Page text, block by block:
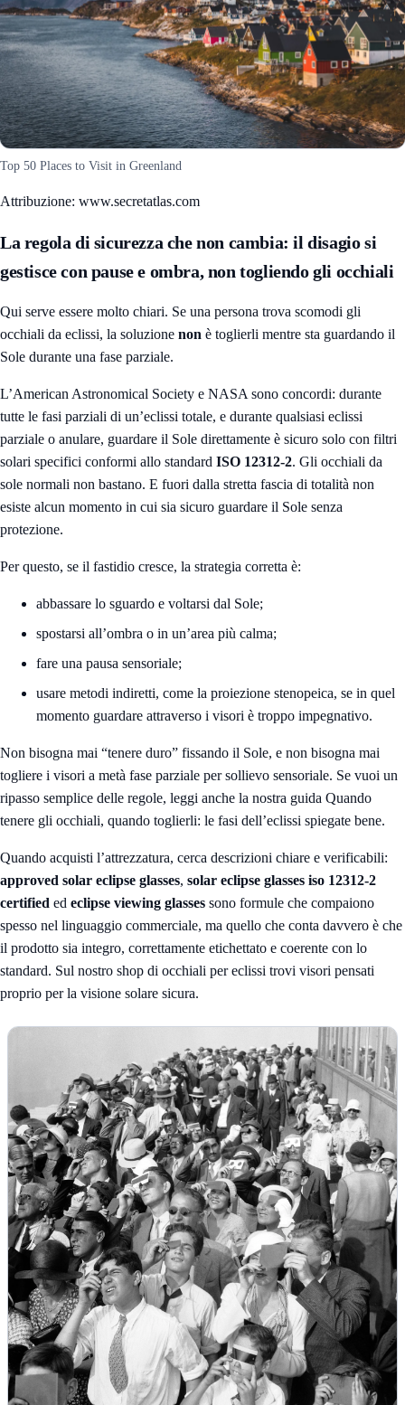
Top 50 Places to Visit in Greenland
Attribuzione: www.secretatlas.com
La regola di sicurezza che non cambia: il disagio si
gestisce con pause e ombra, non togliendo gli occhiali
Qui serve essere molto chiari. Se una persona trova scomodi gli
occhiali da eclissi, la soluzione non è toglierli mentre sta guardando il
Sole durante una fase parziale.
L’American Astronomical Society e NASA sono concordi: durante
tutte le fasi parziali di un’eclissi totale, e durante qualsiasi eclissi
parziale o anulare, guardare il Sole direttamente è sicuro solo con filtri
solari specifici conformi allo standard ISO 12312-2. Gli occhiali da
sole normali non bastano. E fuori dalla stretta fascia di totalità non
esiste alcun momento in cui sia sicuro guardare il Sole senza
protezione.
Per questo, se il fastidio cresce, la strategia corretta è:
abbassare lo sguardo e voltarsi dal Sole;
spostarsi all’ombra o in un’area più calma;
fare una pausa sensoriale;
usare metodi indiretti, come la proiezione stenopeica, se in quel
momento guardare attraverso i visori è troppo impegnativo.
Non bisogna mai “tenere duro” fissando il Sole, e non bisogna mai
togliere i visori a metà fase parziale per sollievo sensoriale. Se vuoi un
ripasso semplice delle regole, leggi anche la nostra guida Quando
tenere gli occhiali, quando toglierli: le fasi dell’eclissi spiegate bene.
Quando acquisti l’attrezzatura, cerca descrizioni chiare e verificabili:
approved solar eclipse glasses, solar eclipse glasses iso 12312-2
certified ed eclipse viewing glasses sono formule che compaiono
spesso nel linguaggio commerciale, ma quello che conta davvero è che
il prodotto sia integro, correttamente etichettato e coerente con lo
standard. Sul nostro shop di occhiali per eclissi trovi visori pensati
proprio per la visione solare sicura.